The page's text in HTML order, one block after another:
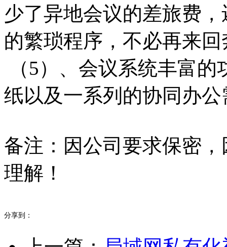
少了异地会议的差旅费
的繁琐程序，不必再来
（5）、会议系统丰富
纸以及一系列的协同办公
备注：因公司要求保密
理解！
分享到：